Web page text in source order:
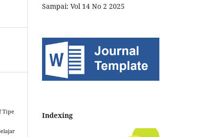
Tipe
Sampai: Vol 14 No 2 2025
Indexing